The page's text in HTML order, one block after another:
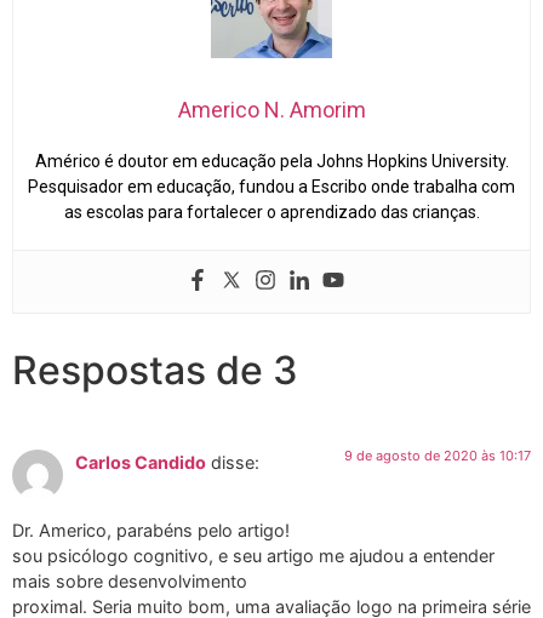
Americo N. Amorim
Américo é doutor em educação pela Johns Hopkins University.
Pesquisador em educação, fundou a Escribo onde trabalha com
as escolas para fortalecer o aprendizado das crianças.
Respostas de 3
Carlos Candido disse: 9 de agosto de 2020 às 10:17
Dr. Americo, parabéns pelo artigo!
sou psicólogo cognitivo, e seu artigo me ajudou a entender
mais sobre desenvolvimento
proximal. Seria muito bom, uma avaliação logo na primeira série